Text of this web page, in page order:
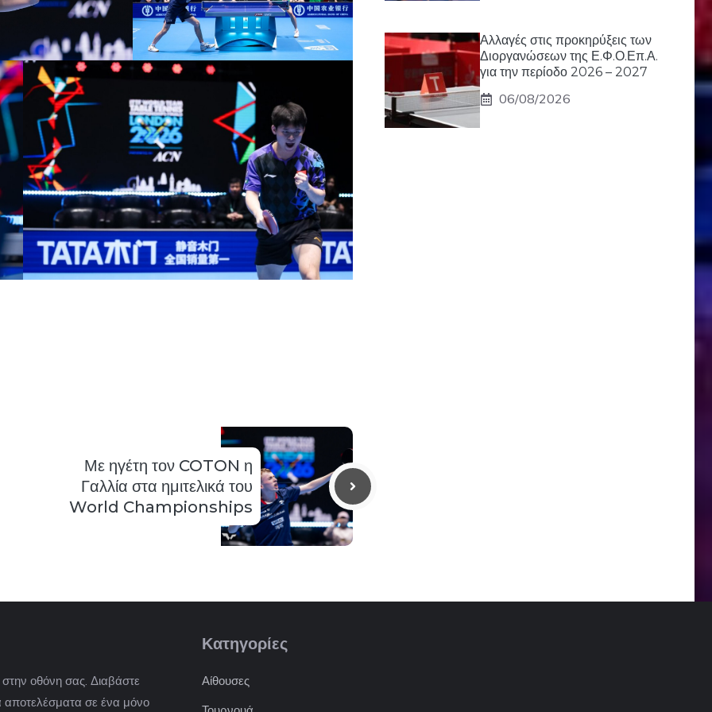
Με ηγέτη τον COTON η
Γαλλία στα ημιτελικά του
World Championships
Αλλαγές στις προκηρύξεις των
Διοργανώσεων της Ε.Φ.Ο.Επ.Α.
για την περίοδο 2026 – 2027
06/08/2026
οθόνη σας. Διαβάστε
αποτελέσματα σε ένα μόνο
Κατηγορίες
Αίθουσες